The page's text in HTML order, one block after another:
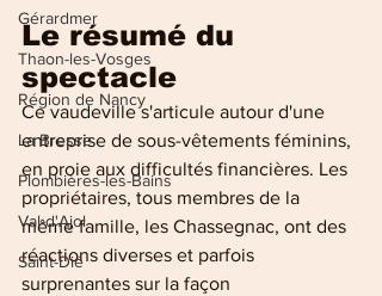
Gérardmer
Thaon-les-Vosges
Région de Nancy
La Bresse
Plombières-les-Bains
Val-d'Ajol
Saint-Dié
Le résumé du
spectacle
Ce vaudeville s'articule autour d'une
entreprise de sous-vêtements féminins,
en proie aux difficultés financières. Les
propriétaires, tous membres de la
même famille, les Chassegnac, ont des
réactions diverses et parfois
surprenantes sur la façon